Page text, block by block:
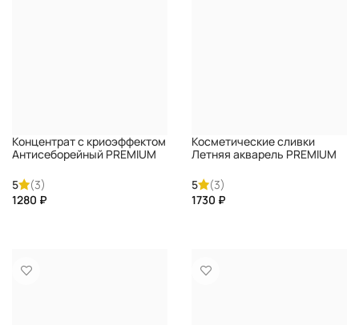
Концентрат с криоэффектом
Антисеборейный PREMIUM
5
(3)
₽
Косметические сливки
Летняя акварель PREMIUM
5
(3)
₽